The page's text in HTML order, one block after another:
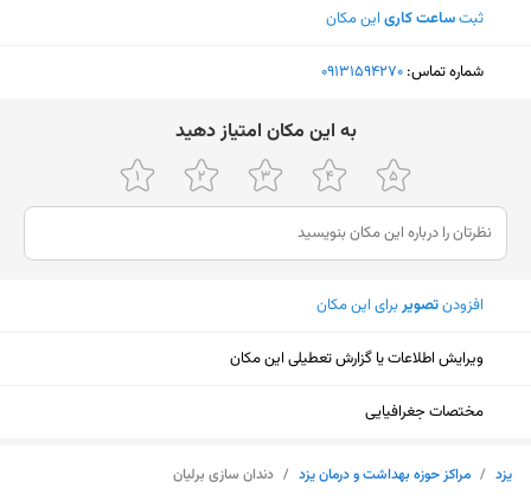
ثبتساعت کاری این مکان
شماره تماس: ‎09131594270
ﺑﻪ اﯾﻦ ﻣﮑﺎن اﻣﺘﯿﺎز دﻫﯿﺪ
افزودنتصویربرای این مکان
ویرایش اطلاعات یا گزارش تعطیلی این مکان
مختصات جغرافیایی
یزد / مراکز حوزه بهداشت و درمان یزد / دندان سازی برلیان